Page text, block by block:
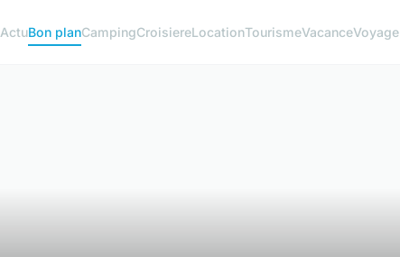
ActuBon planCampingCroisiereLocationTourismeVacanceVoyage